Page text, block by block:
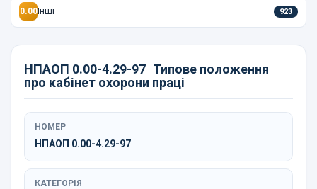
0.00Інші 923
НПАОП 0.00-4.29-97 Типове положення
про кабінет охорони праці
НОМЕР
НПАОП 0.00-4.29-97
КАТЕГОРІЯ